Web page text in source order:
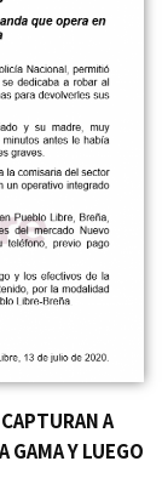
A
GAMA Y LUEGO